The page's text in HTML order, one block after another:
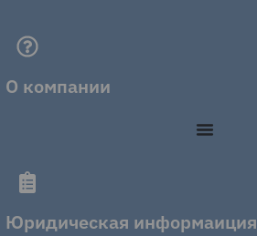
О компании
Юридическая информаиция